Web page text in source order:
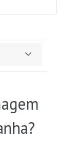
minha